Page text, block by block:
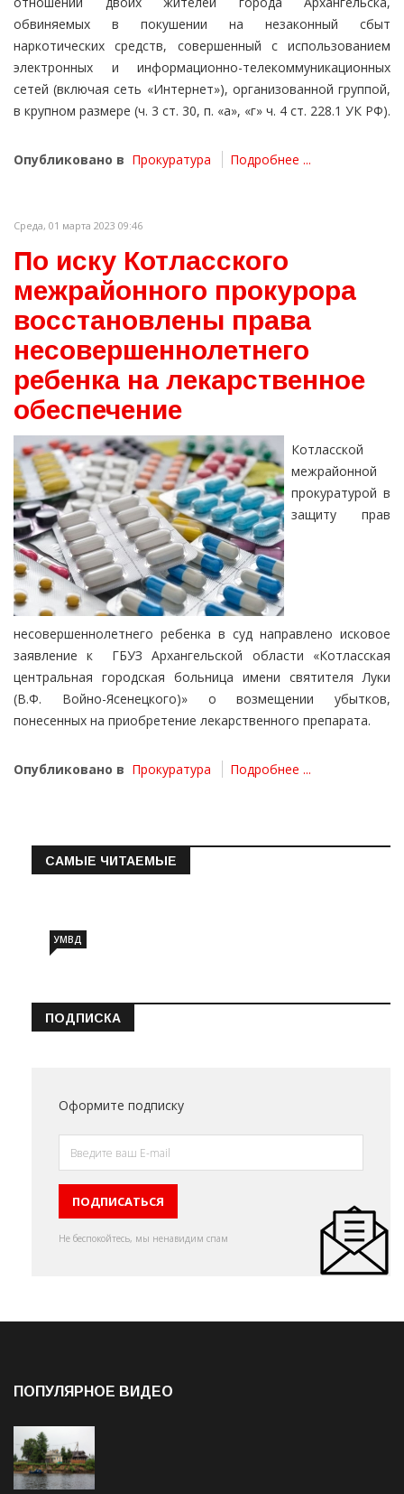
обвиняемых в покушении на незаконный сбыт
наркотических средств, совершенный с использованием
электронных и информационно-телекоммуникационных
сетей (включая сеть «Интернет»), организованной группой,
в крупном размере (ч. 3 ст. 30, п. «а», «г» ч. 4 ст. 228.1 УК РФ).
Опубликовано в Прокуратура Подробнее ...
Среда, 01 марта 2023 09:46
По иску Котласского
межрайонного прокурора
восстановлены права
несовершеннолетнего
ребенка на лекарственное
обеспечение
Котласской
межрайонной
прокуратурой в
защиту прав
несовершеннолетнего ребенка в суд направлено исковое
заявление к ГБУЗ Архангельской области «Котласская
центральная городская больница имени святителя Луки
(В.Ф. Войно-Ясенецкого)» о возмещении убытков,
понесенных на приобретение лекарственного препарата.
Опубликовано в Прокуратура Подробнее ...
САМЫЕ ЧИТАЕМЫЕ
УМВД
ПОДПИСКА
Оформите подписку
Не беспокойтесь, мы ненавидим спам
ПОПУЛЯРНОЕ ВИДЕО